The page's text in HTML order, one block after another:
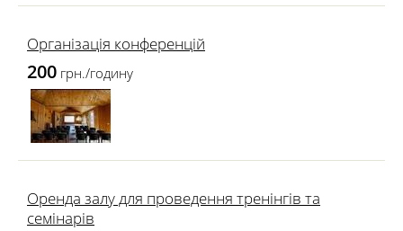
Організація конференцій
200 грн./годину
Оренда залу для проведення тренінгів та
семінарів